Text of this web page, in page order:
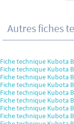
Autres fiches
Fiche technique Kubota
Fiche technique Kubota
Fiche technique Kubota
Fiche technique Kubota
Fiche technique Kubota
Fiche technique Kubota
Fiche technique Kubota
Fiche technique Kubota